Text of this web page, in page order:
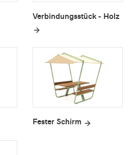
Verbindungsstück - Holz
Fester Schirm